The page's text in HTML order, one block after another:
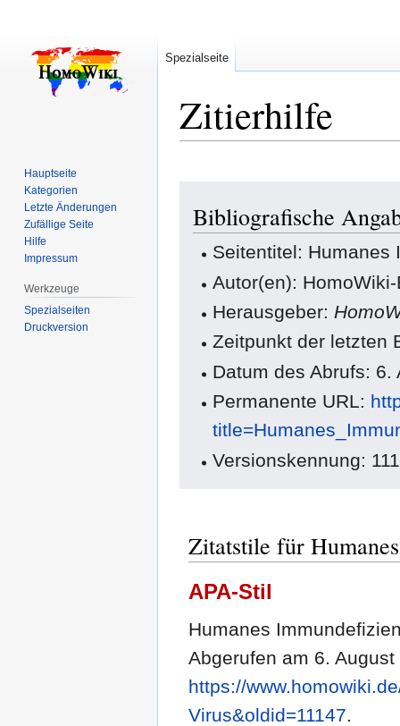
Zitierhilfe
Navigation
springen
Suche
springen
Bibliografische
Seitentitel: Humanes
Autor(en):
Herausgeber:
Zeitpunkt der letzten
Datum des Abrufs:
Permanente URL:
Versionskennung:
Zitatstile für
APA-Stil
Humanes
Abgerufen am 6.
https://
Virus&oldid=11147.
Spezialseite
Hauptseite
Kategorien
Letzte Änderungen
Zufällige Seite
Hilfe
Impressum
Werkzeuge
Spezialseiten
Druckversion